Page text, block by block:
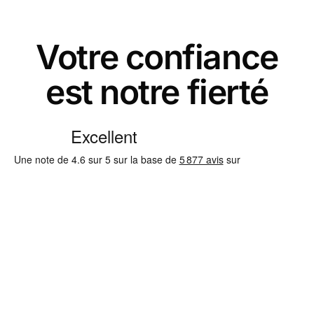
Votre confiance
est notre fierté